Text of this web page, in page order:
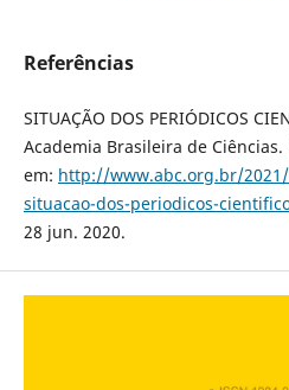
Referências
SITUAÇÃO DOS PERIÓDICOS
Academia Brasileira de
em: http://www.abc.org.br/
situacao-dos-periodicos-
28 jun. 2020.